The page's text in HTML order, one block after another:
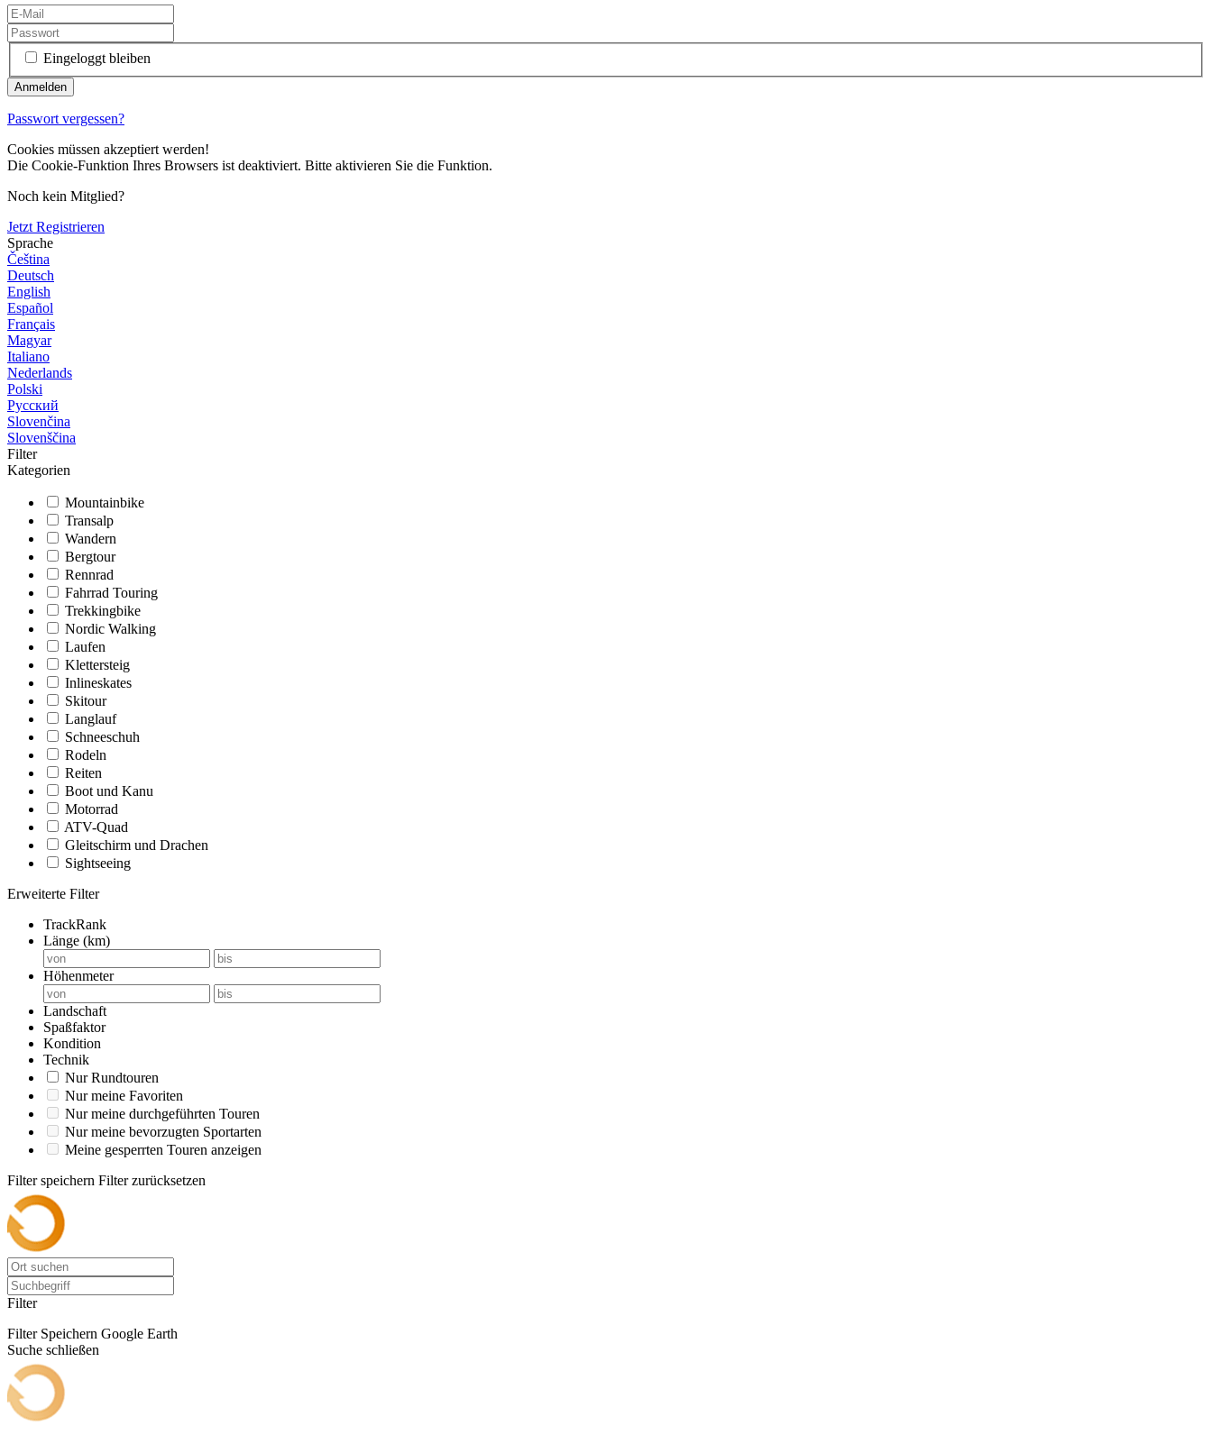
Eingeloggt bleiben
Passwort vergessen?
Cookies müssen akzeptiert werden!
Die Cookie-Funktion Ihres Browsers ist deaktiviert. Bitte aktivieren Sie die Funktion.
Noch kein Mitglied?
Jetzt Registrieren
Sprache
Čeština
Deutsch
English
Español
Français
Magyar
Italiano
Nederlands
Polski
Русский
Slovenčina
Slovenščina
Filter
Kategorien
Mountainbike
Transalp
Wandern
Bergtour
Rennrad
Fahrrad Touring
Trekkingbike
Nordic Walking
Laufen
Klettersteig
Inlineskates
Skitour
Langlauf
Schneeschuh
Rodeln
Reiten
Boot und Kanu
Motorrad
ATV-Quad
Gleitschirm und Drachen
Sightseeing
Erweiterte Filter
TrackRank
Länge (km)
Höhenmeter
Landschaft
Spaßfaktor
Kondition
Technik
Nur Rundtouren
Nur meine Favoriten
Nur meine durchgeführten Touren
Nur meine bevorzugten Sportarten
Meine gesperrten Touren anzeigen
Filter speichern Filter zurücksetzen
Filter
Filter Speichern Google Earth
Suche schließen